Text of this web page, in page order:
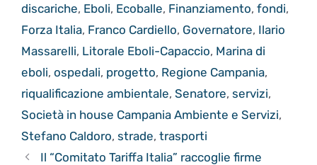
discariche, Eboli, Ecoballe, Finanziamento, fondi,
Forza Italia, Franco Cardiello, Governatore, Ilario
Massarelli, Litorale Eboli-Capaccio, Marina di
eboli, ospedali, progetto, Regione Campania,
riqualificazione ambientale, Senatore, servizi,
Società in house Campania Ambiente e Servizi,
Stefano Caldoro, strade, trasporti
Il “Comitato Tariffa Italia” raccoglie firme